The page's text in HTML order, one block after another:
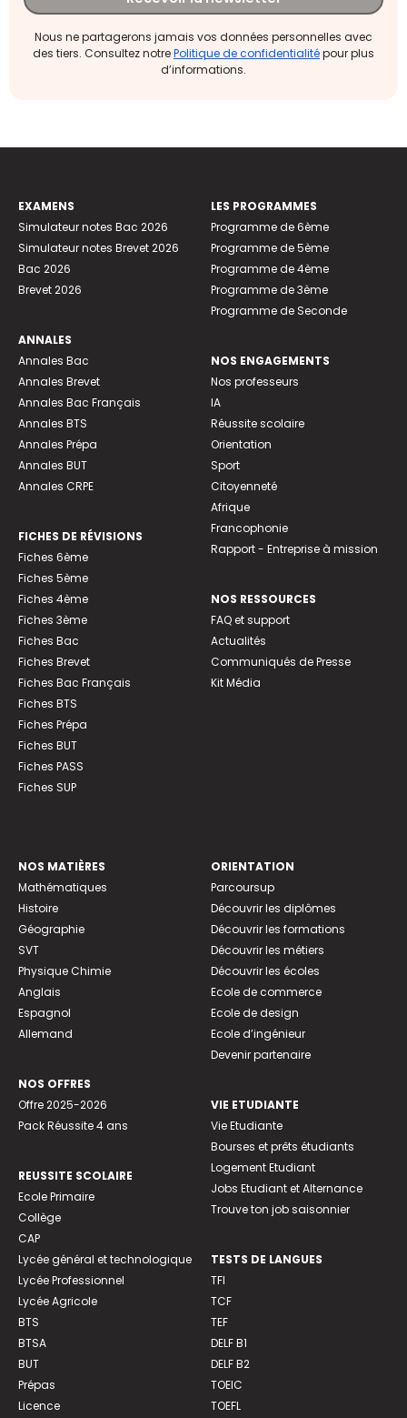
Nous ne partagerons jamais vos données personnelles avec
des tiers. Consultez notrePolitique de confidentialitépour plus
d’informations.
EXAMENS
Simulateur notes Bac 2026
Simulateur notes Brevet 2026
Bac 2026
Brevet 2026
ANNALES
Annales Bac
Annales Brevet
Annales Bac Français
Annales BTS
Annales Prépa
Annales BUT
Annales CRPE
FICHES DE RÉVISIONS
Fiches 6ème
Fiches 5ème
Fiches 4ème
Fiches 3ème
Fiches Bac
Fiches Brevet
Fiches Bac Français
Fiches BTS
Fiches Prépa
Fiches BUT
Fiches PASS
Fiches SUP
LES PROGRAMMES
Programme de 6ème
Programme de 5ème
Programme de 4ème
Programme de 3ème
Programme de Seconde
NOS ENGAGEMENTS
Nos professeurs
IA
Réussite scolaire
Orientation
Sport
Citoyenneté
Afrique
Francophonie
Rapport - Entreprise à mission
NOS RESSOURCES
FAQ et support
Actualités
Communiqués de Presse
Kit Média
NOS MATIÈRES
Mathématiques
Histoire
Géographie
SVT
Physique Chimie
Anglais
Espagnol
Allemand
NOS OFFRES
Offre 2025-2026
Pack Réussite 4 ans
REUSSITE SCOLAIRE
Ecole Primaire
Collège
CAP
Lycée général et technologique
Lycée Professionnel
Lycée Agricole
BTS
BTSA
BUT
Prépas
Licence
ORIENTATION
Parcoursup
Découvrir les diplômes
Découvrir les formations
Découvrir les métiers
Découvrir les écoles
Ecole de commerce
Ecole de design
Ecole d’ingénieur
Devenir partenaire
VIE ETUDIANTE
Vie Etudiante
Bourses et prêts étudiants
Logement Etudiant
Jobs Etudiant et Alternance
Trouve ton job saisonnier
TESTS DE LANGUES
TFI
TCF
TEF
DELF B1
DELF B2
TOEIC
TOEFL